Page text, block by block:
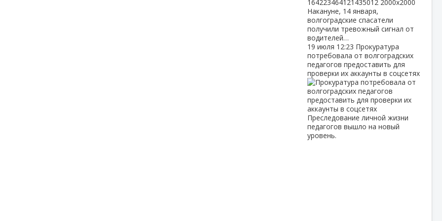
Накануне, 14 января,
волгоградские спасатели
получили тревожный сигнал от
водителей…
19 июля 12:23 Прокуратура
потребовала от волгоградских
педагогов предоставить для
проверки их аккаунты в соцсетях
Преследование личной жизни
педагогов вышло на новый
уровень.